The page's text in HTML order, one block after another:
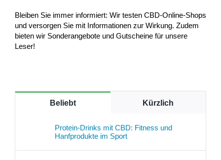
Bleiben Sie immer informiert: Wir testen CBD-Online-Shops
und versorgen Sie mit Informationen zur Wirkung. Zudem
bieten wir Sonderangebote und Gutscheine für unsere
Leser!
Beliebt Kürzlich
Protein-Drinks mit CBD: Fitness und
Hanfprodukte im Sport